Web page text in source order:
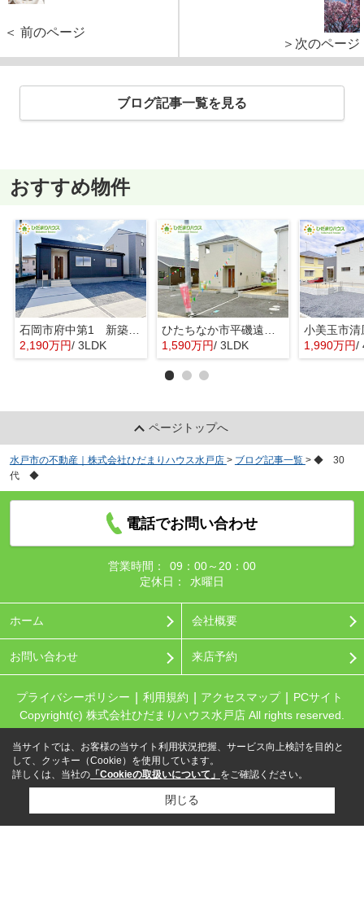
＜ 前のページ
＞次のページ
ブログ記事一覧を見る
おすすめ物件
石岡市府中第1 新築戸建 3号棟
2,190万円/ 3LDK
ひたちなか市平磯遠原町第2 新築戸建 3号棟
1,590万円/ 3LDK 1,990万円/
ページトップへ
水戸市の不動産｜株式会社ひだまりハウス水戸店 > ブログ記事一覧 > ◆ 30
代 ◆
電話でお問い合わせ
営業時間：
09：00～20：00
定休日：
水曜日
ホーム 会社概要
お問い合わせ 来店予約
プライバシーポリシー 利用規約 アクセスマップ
PCサイト
Copyright(c) 株式会社ひだまりハウス水戸店 All rights reserved.
当サイトでは、お客様の当サイト利用状況把握、サービス向上検討を目的と
して、クッキー（Cookie）を使用しています。
詳しくは、当社の 「Cookieの取扱いについて」 をご確認ください。
閉じる